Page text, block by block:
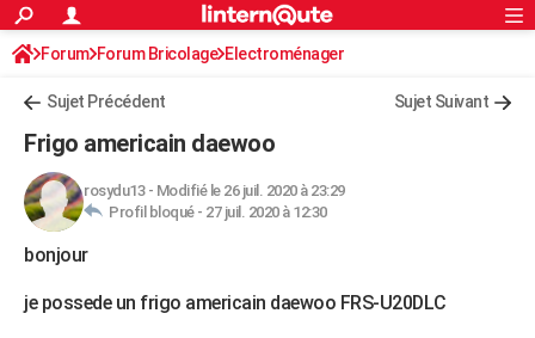
ACTUALITÉS
Politique
Société
Faits Divers
Education
Monde
Villes
+
FINANCE
Retraite
Impôts
Epargne
Immobilier
Risques naturels par ville
Banque
Assurance
Crédit
AUTO
Essais
Réserver un essai
Citadines
Berlines
SUV
Forum auto
+HIGH-TECH
Mobiles
Meilleur smartphone
Internet
Ordinateurs
Jeux vidéo
Guide high-tech
+
S'inscrire
Connexion
Forum Forum Bricolage Electroménager
Sujet Précédent Sujet Suivant
Frigo americain daewoo
rosydu13- Modifié le 26 juil. 2020 à 23:29
Profil bloqué - 27 juil. 2020 à 12:30
bonjour
je possede un frigo americain daewoo FRS-U20DLC